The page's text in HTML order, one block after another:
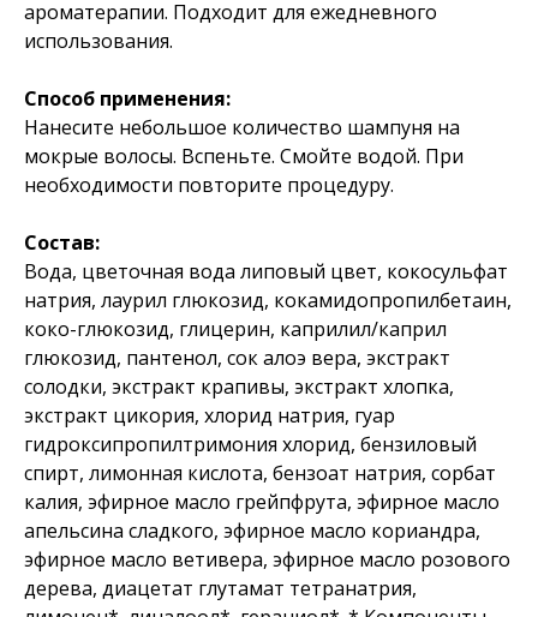
ароматерапии. Подходит для ежедневного
использования.
Способ применения:
Нанесите небольшое количество шампуня на
мокрые волосы. Вспеньте. Смойте водой. При
необходимости повторите процедуру.
Состав:
Вода, цветочная вода липовый цвет, кокосульфат
натрия, лаурил глюкозид, кокамидопропилбетаин,
коко-глюкозид, глицерин, каприлил/каприл
глюкозид, пантенол, сок алоэ вера, экстракт
солодки, экстракт крапивы, экстракт хлопка,
экстракт цикория, хлорид натрия, гуар
гидроксипропилтримония хлорид, бензиловый
спирт, лимонная кислота, бензоат натрия, сорбат
калия, эфирное масло грейпфрута, эфирное масло
апельсина сладкого, эфирное масло кориандра,
эфирное масло ветивера, эфирное масло розового
дерева, диацетат глутамат тетранатрия,